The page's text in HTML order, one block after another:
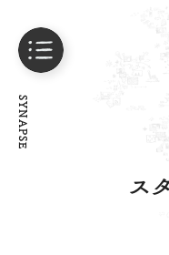
ス
SYNAPSE